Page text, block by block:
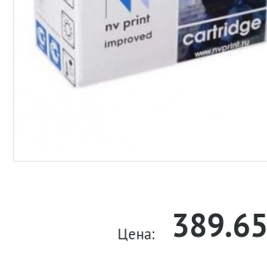
Цена: 389.65